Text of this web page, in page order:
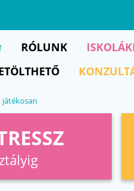
RÓLUNK
játékosan